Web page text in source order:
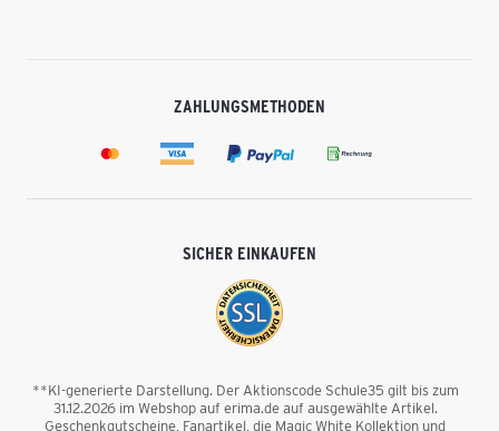
ZAHLUNGSMETHODEN
SICHER EINKAUFEN
**KI-generierte Darstellung. Der Aktionscode Schule35 gilt bis zum
31.12.2026 im Webshop auf erima.de auf ausgewählte Artikel.
Geschenkgutscheine, Fanartikel, die Magic White Kollektion und